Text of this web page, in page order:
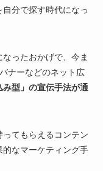
分で探す時代になっ
なったおかげで、今ま
ナーなどのネット広
み型」の宣伝手法が通
てもらえるコンテン
なマーケティング手